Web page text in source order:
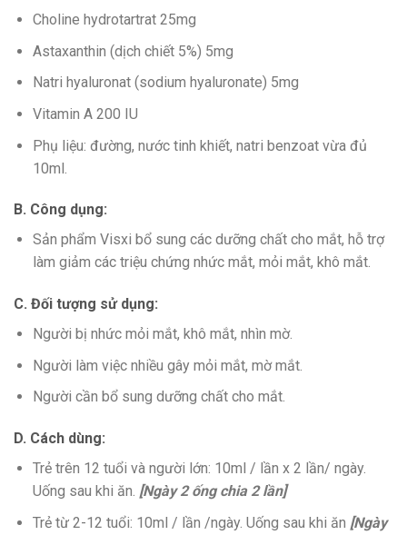
Choline hydrotartrat 25mg
Astaxanthin (dịch chiết 5%) 5mg
Natri hyaluronat (sodium hyaluronate) 5mg
Vitamin A 200 IU
Phụ liệu: đường, nước tinh khiết, natri benzoat vừa đủ
10ml.
B. Công dụng:
Sản phẩm Visxi bổ sung các dưỡng chất cho mắt, hỗ trợ
làm giảm các triệu chứng nhức mắt, mỏi mắt, khô mắt.
C. Đối tượng sử dụng:
Người bị nhức mỏi mắt, khô mắt, nhìn mờ.
Người làm việc nhiều gây mỏi mắt, mờ mắt.
Người cần bổ sung dưỡng chất cho mắt.
D. Cách dùng:
Trẻ trên 12 tuổi và người lớn: 10ml / lần x 2 lần/ ngày.
Uống sau khi ăn. [Ngày 2 ống chia 2 lần]
Trẻ từ 2-12 tuổi: 10ml / lần /ngày. Uống sau khi ăn [Ngày